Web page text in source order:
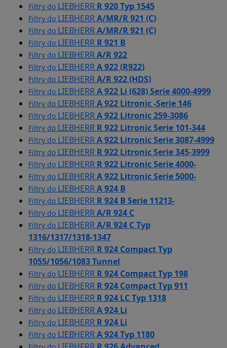
Filtry do LIEBHERR R 920 Typ 1545
Filtry do LIEBHERRA/MR/R 921 (C)
Filtry do LIEBHERRA/MR/R 921 (C)
Filtry do LIEBHERR R 921 B
Filtry do LIEBHERRA/R 922
Filtry do LIEBHERRA 922 (R922)
Filtry do LIEBHERRA/R 922 (HDS)
Filtry do LIEBHERRA 922 Li (628) Serie 4000-4999
Filtry do LIEBHERRA 922 Litronic -Serie 146
Filtry do LIEBHERRA 922 Litronic 259-3086
Filtry do LIEBHERR R 922 Litronic Serie 101-344
Filtry do LIEBHERRA 922 Litronic Serie 3087-4999
Filtry do LIEBHERR R 922 Litronic Serie 345-3999
Filtry do LIEBHERR R 922 Litronic Serie 4000-
Filtry do LIEBHERRA 922 Litronic Serie 5000-
Filtry do LIEBHERRA 924 B
Filtry do LIEBHERR R 924 B Serie 11213-
Filtry do LIEBHERRA/R 924 C
Filtry do LIEBHERRA/R 924 C Typ
1316/1317/1318-1347
Filtry do LIEBHERR R 924 Compact Typ
1055/1056/1083 Tunnel
Filtry do LIEBHERR R 924 Compact Typ 198
Filtry do LIEBHERR R 924 Compact Typ 911
Filtry do LIEBHERR R 924 LC Typ 1318
Filtry do LIEBHERRA 924 Li
Filtry do LIEBHERR R 924 Li
Filtry do LIEBHERRA 924 Typ 1180